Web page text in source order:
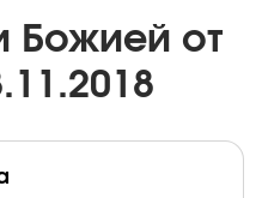
Божией от